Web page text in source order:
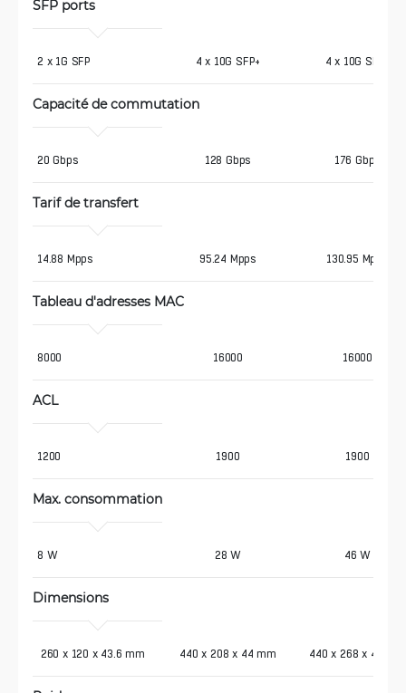
SFP ports
2 x 1G SFP 4 x 10G SFP+ 4 x 10G SFP+
Capacité de commutation
20 Gbps 128 Gbps 176 Gbps
Tarif de transfert
14.88 Mpps 95.24 Mpps 130.95 Mpps
Tableau d'adresses MAC
8000 16000 16000
ACL
1200 1900 1900
Max. consommation
8 W 28 W 46 W
Dimensions
260 x 120 x 43.6 mm 440 x 208 x 44 mm 440 x 268 x 44 mm